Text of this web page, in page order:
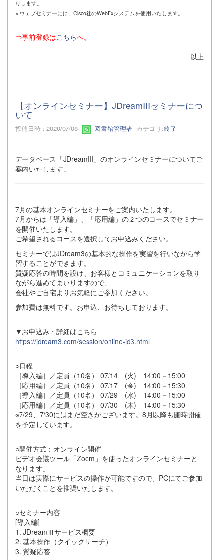
りします。
※ ウェブセミナーには、Cisco社のWebExシステムを使用いたします。
⇒事前登録はこちらへ。
以上
【オンラインセミナー】JDreamIIIセミナーにつ
いて
投稿日時 : 2020/07/08 図書館管理者 カテゴリ:終了
データベース「JDreamIII」のオンラインセミナーについてご
案内いたします。
7月の基本オンラインセミナーをご案内いたします。
7月からは「導入編」、「応用編」の２つのコースでセミナー
を開催いたします。
ご希望されるコースを選択してお申込みください。
セミナーではJDream3の基本的な操作を実習を行いながら学
習することができます。
質疑応答の時間を設け、お客様とコミュニケーションを取り
ながら進めてまいりますので、
会社やご自宅よりお気軽にご参加ください。
参加費は無料です。お申込、お待ちしております。
▼お申込み・詳細はこちら
https://jdream3.com/session/online-jd3.html
○日程
［導入編］／定員（10名） 07/14 (火) 14:00－15:00
［応用編］／定員（10名） 07/17 (金) 14:00－15:30
［導入編］／定員（10名） 07/29 (水) 14:00－15:00
［応用編］／定員（10名） 07/30 (木) 14:00－15:30
※7/29、7/30にはまだ空きがございます。8月以降も随時開催
を予定しています。
○開催方式：オンライン開催
ビデオ会議ツール「Zoom」を使ったオンラインセミナーと
なります。
当日は実際にサービスの操作が可能ですので、PCにてご参加
いただくことを推奨いたします。
○セミナー内容
[導入編]
1. JDreamⅢサービス概要
2. 基本操作（クイックサーチ）
3. 質疑応答